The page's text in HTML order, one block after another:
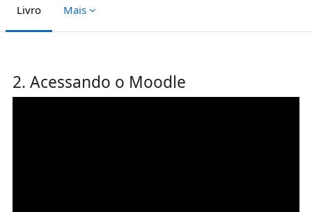
Livro Mais
2. Acessando o Moodle